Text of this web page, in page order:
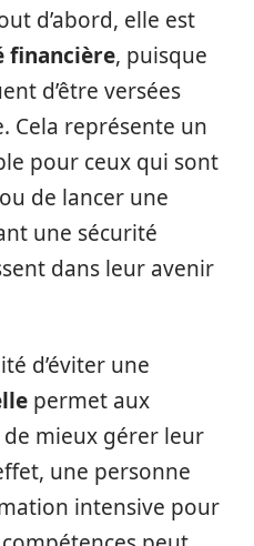
d’abord, elle est
financière, puisque
d’être versées
Cela représente un
pour ceux qui sont
de lancer une
une sécurité
dans leur avenir
d’éviter une
permet aux
de mieux gérer leur
une personne
intensive pour